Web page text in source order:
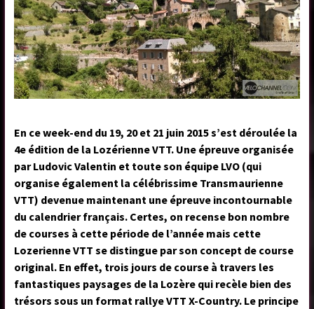
En ce week-end du 19, 20 et 21 juin 2015 s’est déroulée la
4e édition de la Lozérienne VTT. Une épreuve organisée
par Ludovic Valentin et toute son équipe LVO (qui
organise également la célébrissime Transmaurienne
VTT) devenue maintenant une épreuve incontournable
du calendrier français. Certes, on recense bon nombre
de courses à cette période de l’année mais cette
Lozerienne VTT se distingue par son concept de course
original. En effet, trois jours de course à travers les
fantastiques paysages de la Lozère qui recèle bien des
trésors sous un format rallye VTT X-Country. Le principe